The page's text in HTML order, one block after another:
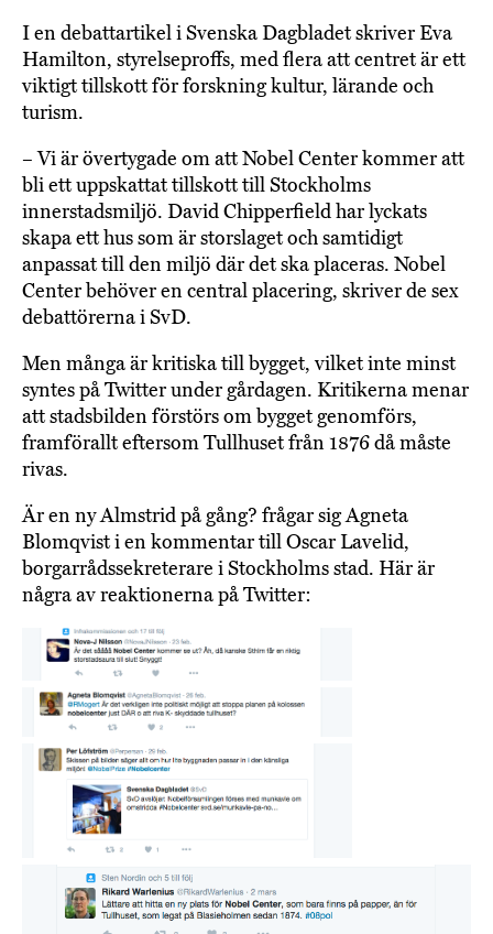
I en debattartikel i Svenska Dagbladet skriver Eva
Hamilton, styrelseproffs, med flera att centret är ett
viktigt tillskott för forskning kultur, lärande och
turism.
– Vi är övertygade om att Nobel Center kommer att
bli ett uppskattat tillskott till Stockholms
innerstadsmiljö. David Chipperfield har lyckats
skapa ett hus som är storslaget och samtidigt
anpassat till den miljö där det ska placeras. Nobel
Center behöver en central placering, skriver de sex
debattörerna i SvD.
Men många är kritiska till bygget, vilket inte minst
syntes på Twitter under gårdagen. Kritikerna menar
att stadsbilden förstörs om bygget genomförs,
framförallt eftersom Tullhuset från 1876 då måste
rivas.
Är en ny Almstrid på gång? frågar sig Agneta
Blomqvist i en kommentar till Oscar Lavelid,
borgarrådssekreterare i Stockholms stad. Här är
några av reaktionerna på Twitter: